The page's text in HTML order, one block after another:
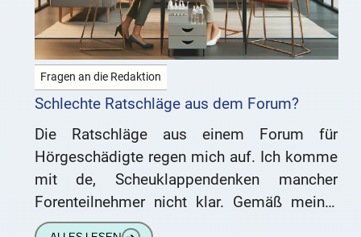
Fragen an die Redaktion
Schlechte Ratschläge aus dem Forum?
Die Ratschläge aus einem Forum für
Hörgeschädigte regen mich auf. Ich komme
mit de, Scheuklappendenken mancher
Forenteilnehmer nicht klar. Gemäß meiner
HNO-Ärztin benötige ich ab sofort